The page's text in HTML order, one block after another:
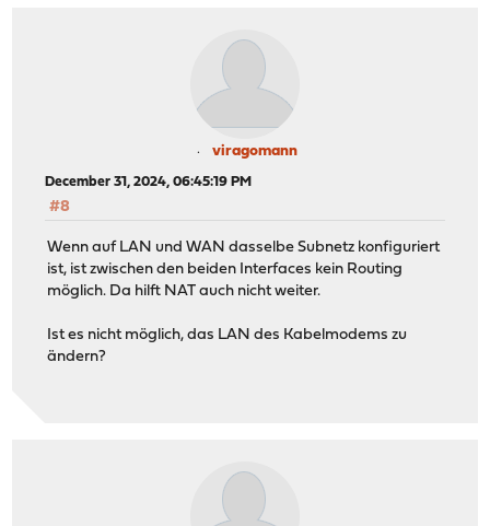
viragomann
December 31, 2024, 06:45:19 PM
#8
Wenn auf LAN und WAN dasselbe Subnetz konfiguriert
ist, ist zwischen den beiden Interfaces kein Routing
möglich. Da hilft NAT auch nicht weiter.
Ist es nicht möglich, das LAN des Kabelmodems zu
ändern?